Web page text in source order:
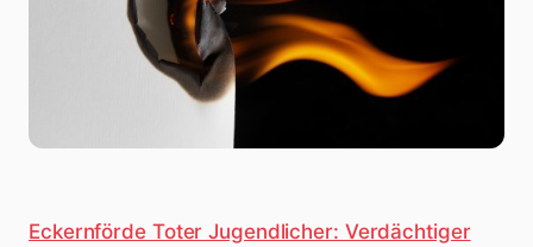
Eckernförde Toter Jugendlicher: Verdächtiger